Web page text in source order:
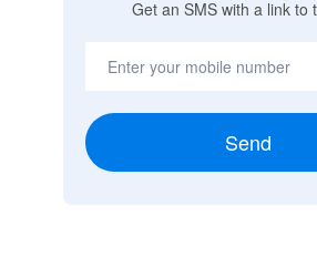
Get an SMS with a link to
Send